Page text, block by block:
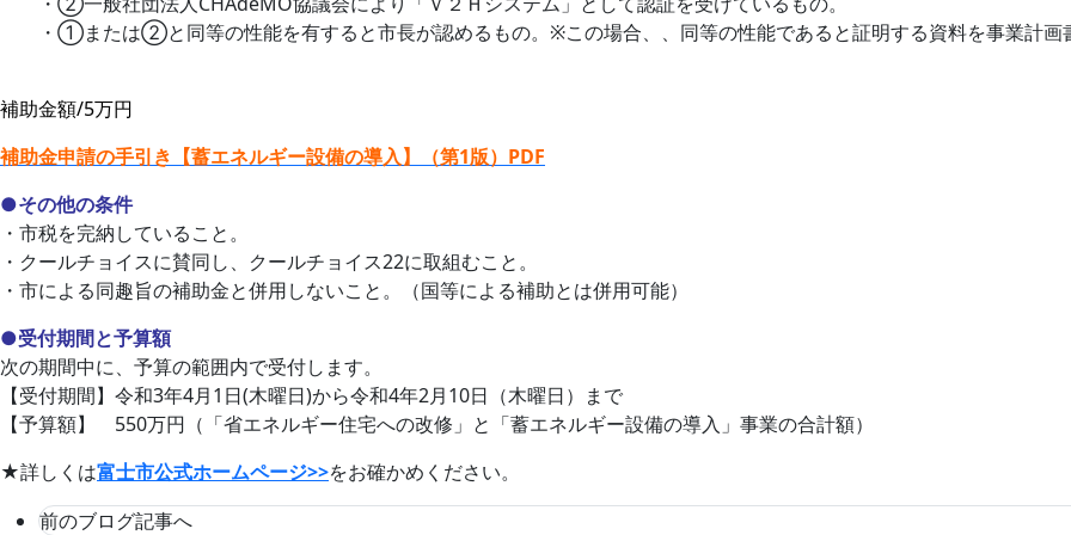
・①または②と同等の性能を有すると市長が認めるもの。※この場合、、同等の性能であると証明する資料を事業計画
補助金額/5万円
補助金申請の手引き【蓄エネルギー設備の導入】（第1版）PDF
●その他の条件
・市税を完納していること。
・クールチョイスに賛同し、クールチョイス22に取組むこと。
・市による同趣旨の補助金と併用しないこと。（国等による補助とは併用可能）
●受付期間と予算額
次の期間中に、予算の範囲内で受付します。
【受付期間】令和3年4月1日(木曜日)から令和4年2月10日（木曜日）まで
【予算額】 550万円（「省エネルギー住宅への改修」と「蓄エネルギー設備の導入」事業の合計額）
★詳しくは富士市公式ホームページ>>をお確かめください。
前のブログ記事へ